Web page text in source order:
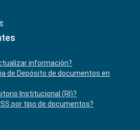
información?
de Depósito de documentos en
Institucional (RI)?
por tipo de documentos?